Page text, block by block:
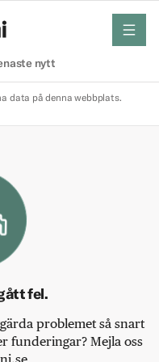
nytt
meny
data på denna webbplats.
fel.
problemet så snart
funderingar? Mejla oss